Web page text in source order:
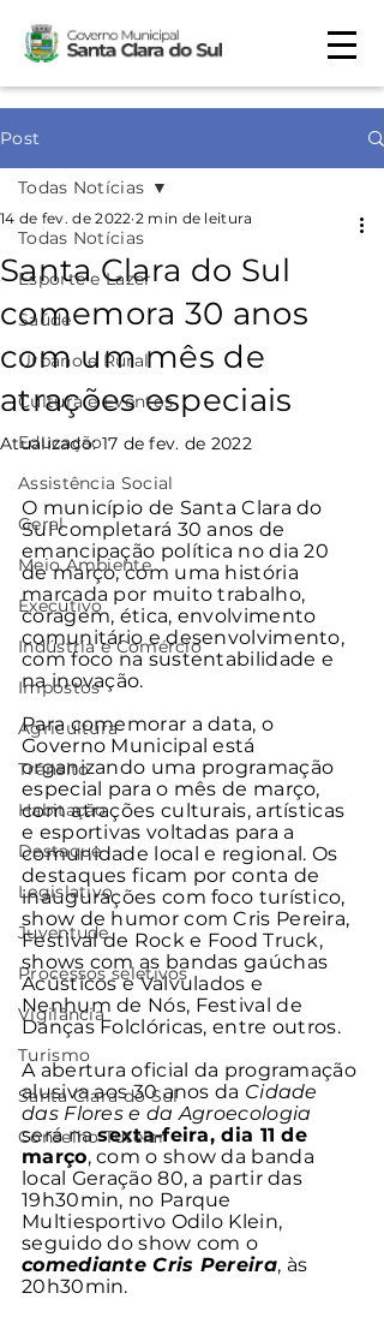
Post
Todas Notícias
Esporte e Lazer
Saúde
Urbano e Rural
Cultura e Eventos
Educação
Assistência Social
Geral
Meio Ambiente
Executivo
Indústria e Comércio
Impostos
Agricultura
Trânsito
Habitação
Destaque
Legislativo
Juventude
Processos seletivos
Vigilância
Turismo
Santa Clara do Sul
Conselho Tutelar
Todas Notícias
Santa Clara do Sul
comemora 30 anos
com um mês de
atrações especiais
14 de fev. de 2022 2 min de leitura
Atualizado:17 de fev. de 2022
O município de Santa Clara do
Sul completará 30 anos de
emancipação política no dia 20
de março, com uma história
marcada por muito trabalho,
coragem, ética, envolvimento
comunitário e desenvolvimento,
com foco na sustentabilidade e
na inovação.
Para comemorar a data, o
Governo Municipal está
organizando uma programação
especial para o mês de março,
com atrações culturais, artísticas
e esportivas voltadas para a
comunidade local e regional. Os
destaques ficam por conta de
inaugurações com foco turístico,
show de humor com Cris Pereira,
Festival de Rock e Food Truck,
shows com as bandas gaúchas
Acústicos e Valvulados e
Nenhum de Nós, Festival de
Danças Folclóricas, entre outros.
A abertura oficial da programação
alusiva aos 30 anos da Cidade
das Flores e da Agroecologia
será na sexta-feira, dia 11 de
março, com o show da banda
local Geração 80, a partir das
19h30min, no Parque
Multiesportivo Odilo Klein,
seguido do show com o
comediante Cris Pereira, às
20h30min.